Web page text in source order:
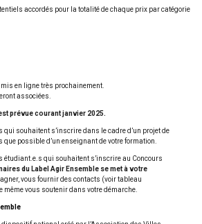
accordés pour la totalité de chaque prix par catégorie
en ligne très prochainement.
associées.
prévue courant janvier 2025.
qui souhaitent s’inscrire dans le cadre d’un projet de
possible d’un enseignant de votre formation.
étudiant.e.s qui souhaitent s’inscrire au Concours
du Label Agir Ensemble se met à votre
vous fournir des contacts (voir tableau
même vous soutenir dans votre démarche.